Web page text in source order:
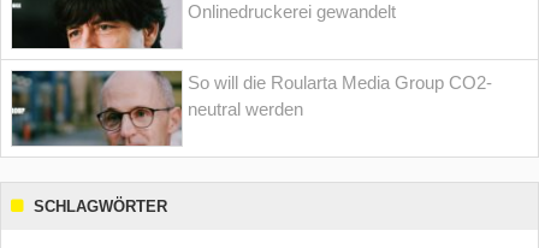
Onlinedruckerei gewandelt
So will die Roularta Media Group CO2-
neutral werden
SCHLAGWÖRTER